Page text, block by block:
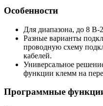
Особенности
Для диапазона, до 8 В-
Разные варианты
проводную схему
кабелей.
Универсальное
функции клемм на
Программные